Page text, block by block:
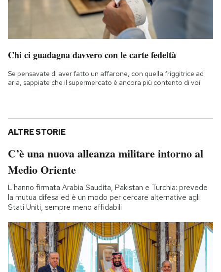
Chi ci guadagna davvero con le carte fedeltà
Se pensavate di aver fatto un affarone, con quella friggitrice ad
aria, sappiate che il supermercato è ancora più contento di voi
ALTRE STORIE
C’è una nuova alleanza militare intorno al
Medio Oriente
L'hanno firmata Arabia Saudita, Pakistan e Turchia: prevede
la mutua difesa ed è un modo per cercare alternative agli
Stati Uniti, sempre meno affidabili